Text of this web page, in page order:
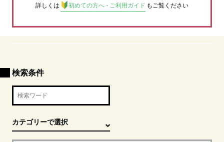
詳しくは
初めての方へ - ご利用ガイド もご覧ください
検索条件